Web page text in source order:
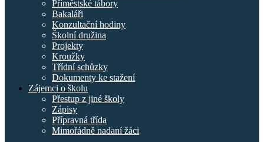
Příměstské tábory
Bakaláři
Konzultační hodiny
Školní družina
Projekty
Kroužky
Třídní schůzky
Dokumenty ke stažení
Zájemci o školu
Přestup z jiné školy
Zápisy
Přípravná třída
Mimořádně nadaní žáci